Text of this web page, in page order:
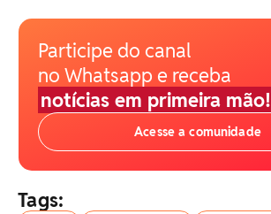
Participe do canal
no Whatsapp e receba
notícias em primeira mão!
Acesse a comunidade
Tags: